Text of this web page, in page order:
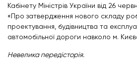
Кабінету Міністрів України від 26
«Про затвердження нового складу
проектування, будівництва та
автомобільної дороги навколо м.
Невелика передісторія.